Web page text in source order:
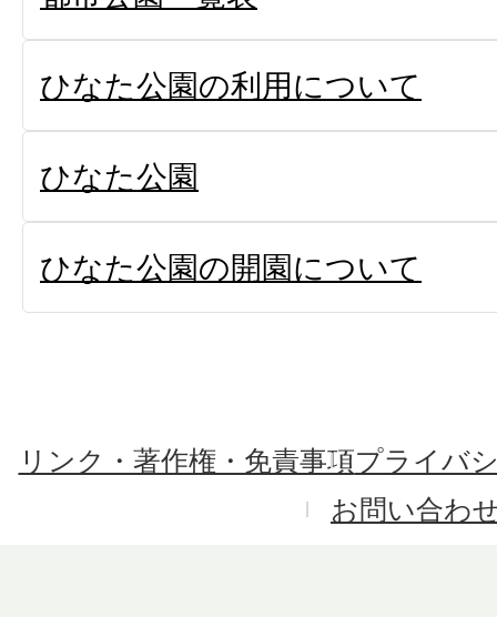
ひなた公園の利用について
ひなた公園
ひなた公園の開園について
リンク・著作権・免責事項プライバ
お問い合わ